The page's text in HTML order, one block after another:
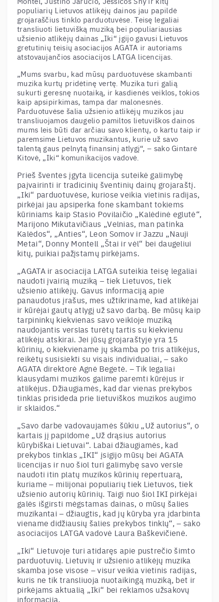
populiarių Lietuvos atlikėjų dainos jau papildė
grojaraščius tinklo parduotuvėse. Teisę legaliai
transliuoti lietuvišką muziką bei populiariausias
užsienio atlikėjų dainas „Iki“ įgijo gavusi Lietuvos
gretutinių teisių asociacijos AGATA ir autoriams
atstovaujančios asociacijos LATGA licencijas.
„Mums svarbu, kad mūsų parduotuvėse skambanti
muzika kurtų pridėtinę vertę. Muzika turi galią
sukurti geresnę nuotaiką, ir kasdienės veiklos, tokios
kaip apsipirkimas, tampa dar malonesnės.
Parduotuvėse šalia užsienio atlikėjų muzikos jau
transliuojamos daugelio pamiltos lietuviškos dainos
mums leis būti dar arčiau savo klientų, o kartu taip ir
paremsime Lietuvos muzikantus, kurie už savo
talentą gaus pelnytą finansinį atlygį“, – sako Gintarė
Kitovė, „Iki“ komunikacijos vadovė.
Prieš šventes įgyta licencija suteikė galimybę
paįvairinti ir tradicinių šventinių dainų grojaraštį.
„Iki“ parduotuvėse, kuriose veikia vietinis radijas,
pirkėjai jau apsiperka fone skambant tokiems
kūriniams kaip Stasio Povilaičio „Kalėdinė eglutė“,
Marijono Mikutavičiaus „Velnias, man patinka
Kalėdos“, „Anties“, Leon Somov ir Jazzu „Nauji
Metai“, Donny Montell „Štai ir vėl“ bei daugeliui
kitų, puikiai pažįstamų pirkėjams.
„AGATA ir asociacija LATGA suteikia teisę legaliai
naudoti įvairią muziką – tiek Lietuvos, tiek
užsienio atlikėjų. Gavus informaciją apie
panaudotus įrašus, mes užtikriname, kad atlikėjai
ir kūrėjai gautų atlygį už savo darbą. Be mūsų kaip
tarpininkų kiekvienas savo veikloje muziką
naudojantis verslas turėtų tartis su kiekvienu
atlikėju atskirai. Jei jūsų grojaraštyje yra 15
kūrinių, o kiekviename jų skamba po tris atlikėjus,
reikėtų susisiekti su visais individualiai, – sako
AGATA direktorė Agnė Begetė. – Tik legaliai
klausydami muzikos galime paremti kūrėjus ir
atlikėjus. Džiaugiamės, kad dar vienas prekybos
tinklas prisideda prie lietuviškos muzikos augimo
ir sklaidos.“
„Savo darbe vadovaujamės šūkiu „Už autorius“, o
kartais jį papildome „Už drąsius autorius
kūrybiškai Lietuvai“. Labai džiaugiamės, kad
prekybos tinklas „IKI“ įsigijo mūsų bei AGATA
licencijas ir nuo šiol turi galimybę savo versle
naudoti itin platų muzikos kūrinių repertuarą,
kuriame – milijonai populiarių tiek Lietuvos, tiek
užsienio autorių kūrinių. Taigi nuo šiol IKI pirkėjai
galės išgirsti mėgstamas dainas, o mūsų šalies
muzikantai – džiaugtis, kad jų kūryba yra įdarbinta
viename didžiausių šalies prekybos tinklų“, – sako
asociacijos LATGA vadovė Laura Baškevičienė.
„Iki“ Lietuvoje turi atidaręs apie pustrečio šimto
parduotuvių. Lietuvių ir užsienio atlikėjų muzika
skamba jose visose – visur veikia vietinis radijas,
kuris ne tik transliuoja nuotaikingą muziką, bet ir
pirkėjams aktualią „Iki“ bei reklamos užsakovų
informaciją.